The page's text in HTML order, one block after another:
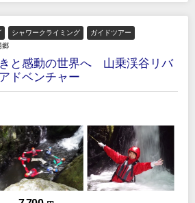
シャワークライミング
ガイドツアー
郷
きと感動の世界へ 山乗渓谷リバ
ドベンチャー